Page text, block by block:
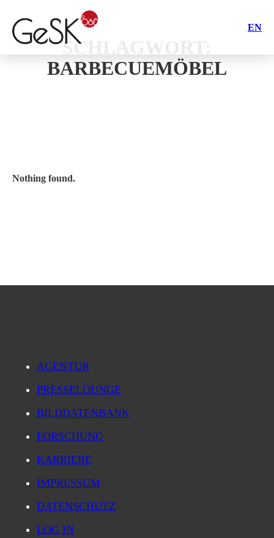
EN
SCHLAGWORT:
BARBECUEMÖBEL
Nothing found.
AGENTUR
PRESSELOUNGE
BILDDATENBANK
FORSCHUNG
KARRIERE
IMPRESSUM
DATENSCHUTZ
LOG IN